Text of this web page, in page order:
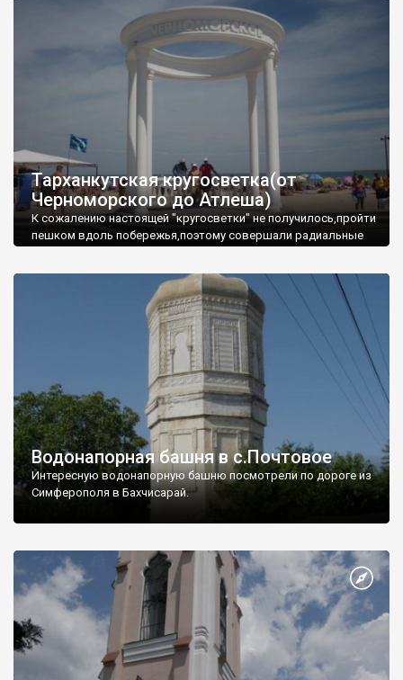
Тарханкутская кругосветка(от
Черноморского до Атлеша)
К сожалению настоящей "кругосветки" не получилось,пройти
пешком вдоль побережья,поэтому совершали радиальные
Водонапорная башня в с.Почтовое
Интересную водонапорную башню посмотрели по дороге из
Симферополя в Бахчисарай.